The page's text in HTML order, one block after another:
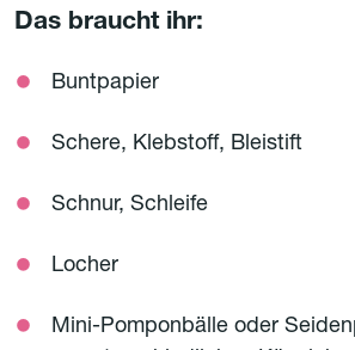
Das braucht ihr:
Buntpapier
Schere, Klebstoff, Bleistift
Schnur, Schleife
Locher
Mini-Pomponbälle oder